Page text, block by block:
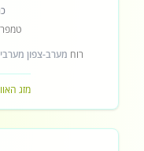
רוח מערב-צפון
מזג